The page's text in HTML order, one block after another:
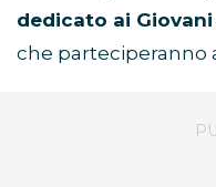
dedicato ai Giovani
che parteciperanno